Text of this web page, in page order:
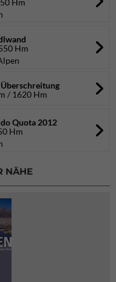
Hm
Hm
/ 1620 Hm
Quota 2012
Hm
NÄHE